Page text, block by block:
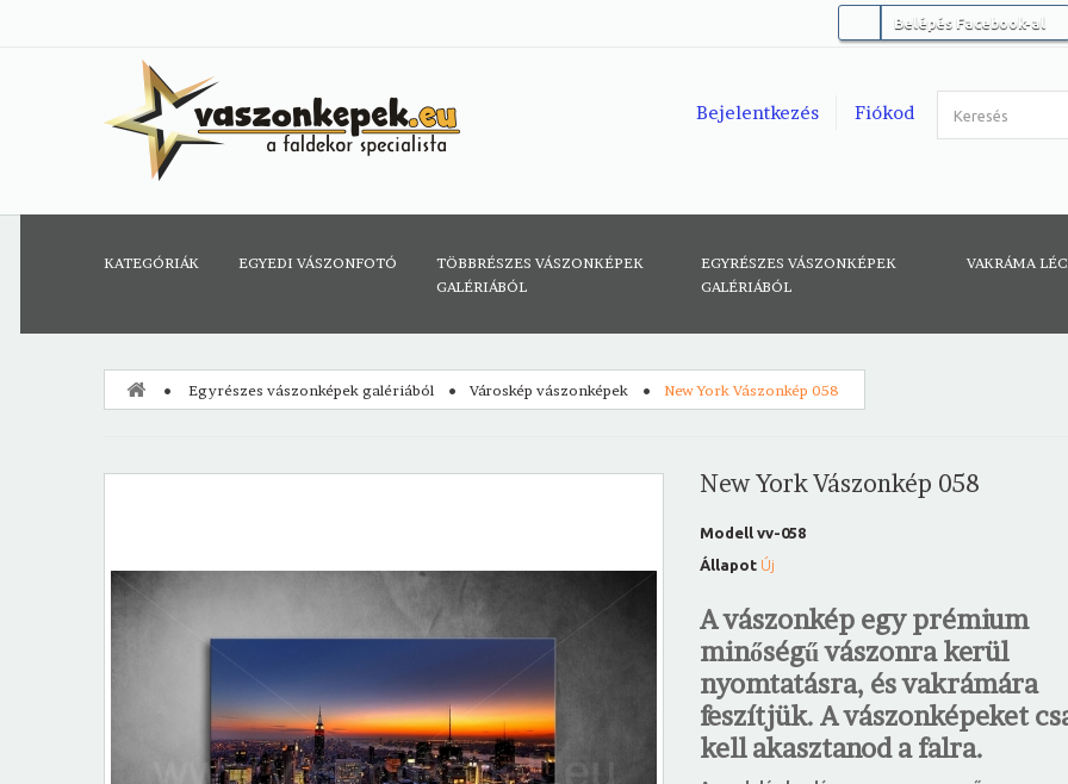
Belépés Facebook-al
Fiókod
Bejelentkezés
KATEGÓRIÁK EGYEDI VÁSZONFOTÓ
TÖBBRÉSZES VÁSZONKÉPEK
GALÉRIÁBÓL
EGYRÉSZES VÁSZONKÉPEK
GALÉRIÁBÓL
VAKRÁMA
Egyrészes vászonképek galériából Városkép vászonképek New York Vászonkép 058
New York Vászonkép 058
Modell vv-058
Állapot Új
A vászonkép egy prémium
minőségű vászonra kerül
nyomtatásra, és vakrámára
feszítjük. A vászonképeket
kell akasztanod a falra.